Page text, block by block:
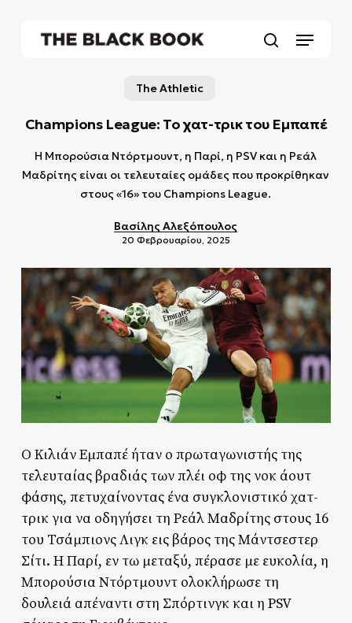
Menu
The Athletic
Champions League: Το χατ-τρικ του Εμπαπέ
Η Μπορούσια Ντόρτμουντ, η Παρί, η PSV και η Ρεάλ
Μαδρίτης είναι οι τελευταίες ομάδες που προκρίθηκαν
στους «16» του Champions League.
Βασίλης Αλεξόπουλος
20 Φεβρουαρίου, 2025
Ο Κιλιάν Εμπαπέ ήταν ο πρωταγωνιστής της
τελευταίας βραδιάς των πλέι οφ της νοκ άουτ
φάσης, πετυχαίνοντας ένα συγκλονιστικό χατ-
τρικ για να οδηγήσει τη Ρεάλ Μαδρίτης στους 16
του Τσάμπιονς Λιγκ εις βάρος της Μάντσεστερ
Σίτι. Η Παρί, εν τω μεταξύ, πέρασε με ευκολία, η
Μπορούσια Ντόρτμουντ ολοκλήρωσε τη
δουλειά απέναντι στη Σπόρτινγκ και η PSV